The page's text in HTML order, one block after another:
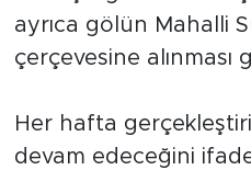
ayrıca gölün Mahalli
çerçevesine alınması
Her hafta
devam edeceğini